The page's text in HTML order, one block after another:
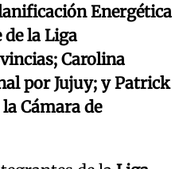
Energética
de la Liga
Carolina
por Jujuy; yPatrick
Cámara de